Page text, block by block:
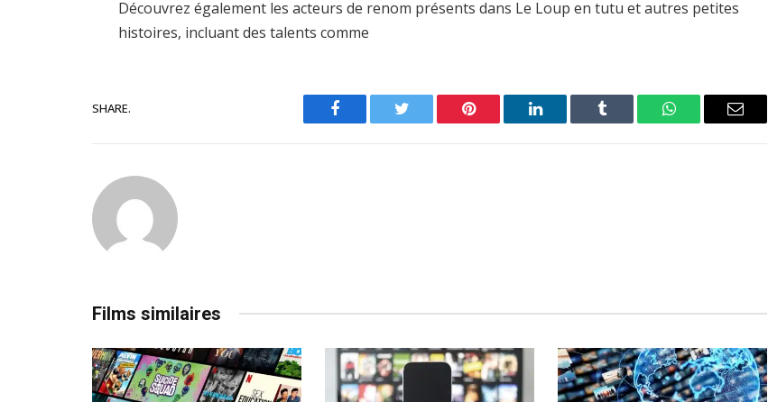
Découvrez également les acteurs de renom présents dans Le Loup en tutu et autres petites
histoires, incluant des talents comme
SHARE.
Facebook Twitter Pinterest LinkedIn Tumblr WhatsAppEmail
Films similaires